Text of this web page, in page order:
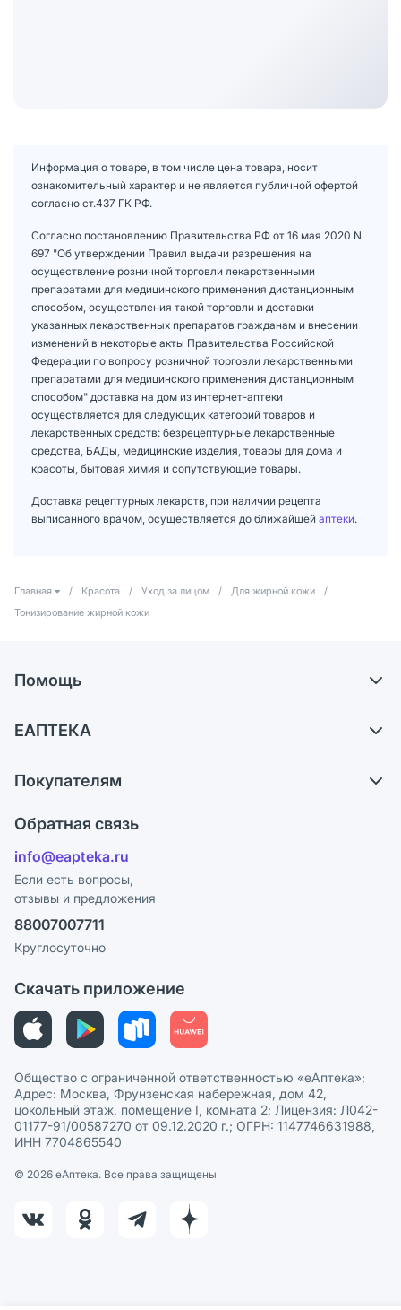
Информация о товаре, в том числе цена товара, носит
ознакомительный характер и не является публичной офертой
согласно ст.437 ГК РФ.
Согласно постановлению Правительства РФ от 16 мая 2020 N
697 "Об утверждении Правил выдачи разрешения на
осуществление розничной торговли лекарственными
препаратами для медицинского применения дистанционным
способом, осуществления такой торговли и доставки
указанных лекарственных препаратов гражданам и внесении
изменений в некоторые акты Правительства Российской
Федерации по вопросу розничной торговли лекарственными
препаратами для медицинского применения дистанционным
способом" доставка на дом из интернет-аптеки
осуществляется для следующих категорий товаров и
лекарственных средств: безрецептурные лекарственные
средства, БАДы, медицинские изделия, товары для дома и
красоты, бытовая химия и сопутствующие товары.
Доставка рецептурных лекарств, при наличии рецепта
выписанного врачом, осуществляется до ближайшей аптеки.
Главная / Красота / Уход за лицом / Для жирной кожи
/
Тонизирование жирной кожи
Помощь
Самовывоз из аптек
Ответы на вопросы
Блог
ЕАПТЕКА
Карьера
Поставщики
Лицензия
Реклама на сайте
Ваши товары на ЕАПТЕКЕ
Покупателям
Программа СберСпасибо
Политика конфиденциальности
Пользовательское соглашение
Политика рекомендаций
Этика и соответствие
Политика в отношении обработки персональных данных
Обратная связь
info@eapteka.ru
Если есть вопросы,
отзывы и предложения
88007007711
Круглосуточно
Скачать приложение
Общество с ограниченной ответственностью «еАптека»;
Адрес: Москва, Фрунзенская набережная, дом 42,
цокольный этаж, помещение I, комната 2; Лицензия: Л042-
01177-91/00587270 от 09.12.2020 г.; ОГРН: 1147746631988,
ИНН 7704865540
© 2026 eАптека. Все права защищены